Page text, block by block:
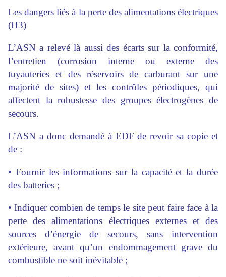
Les dangers liés à la perte des alimentations électriques
(H3)
L’ASN a relevé là aussi des écarts sur la conformité,
l’entretien (corrosion interne ou externe des
tuyauteries et des réservoirs de carburant sur une
majorité de sites) et les contrôles périodiques, qui
affectent la robustesse des groupes électrogènes de
secours.
L’ASN a donc demandé à EDF de revoir sa copie et
de :
• Fournir les informations sur la capacité et la durée
des batteries ;
• Indiquer combien de temps le site peut faire face à la
perte des alimentations électriques externes et des
sources d’énergie de secours, sans intervention
extérieure, avant qu’un endommagement grave du
combustible ne soit inévitable ;